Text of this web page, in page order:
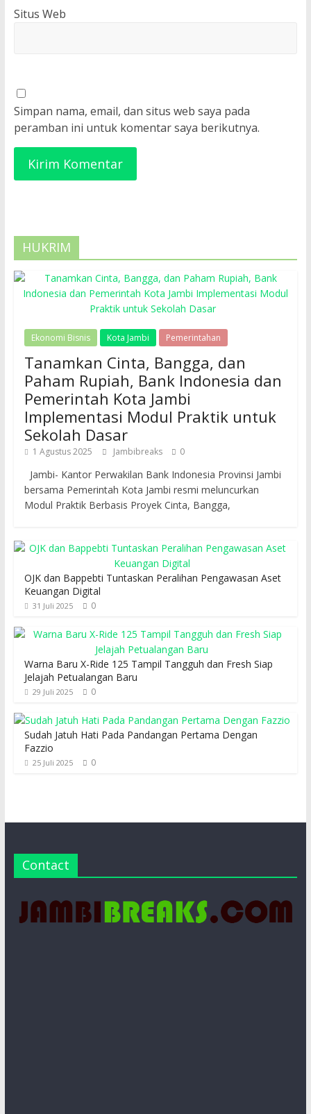
Situs Web
Simpan nama, email, dan situs web saya pada
peramban ini untuk komentar saya berikutnya.
HUKRIM
Ekonomi Bisnis Kota Jambi Pemerintahan
Tanamkan Cinta, Bangga, dan
Paham Rupiah, Bank Indonesia dan
Pemerintah Kota Jambi
Implementasi Modul Praktik untuk
Sekolah Dasar
1 Agustus 2025 Jambibreaks 0
Jambi- Kantor Perwakilan Bank Indonesia Provinsi Jambi
bersama Pemerintah Kota Jambi resmi meluncurkan
Modul Praktik Berbasis Proyek Cinta, Bangga,
OJK dan Bappebti Tuntaskan Peralihan Pengawasan Aset
Keuangan Digital
31 Juli 2025 0
Warna Baru X-Ride 125 Tampil Tangguh dan Fresh Siap
Jelajah Petualangan Baru
29 Juli 2025 0
Sudah Jatuh Hati Pada Pandangan Pertama Dengan
Fazzio
25 Juli 2025 0
Contact